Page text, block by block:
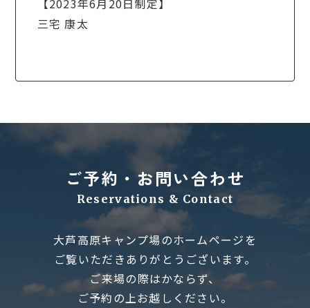
【2023年6月20日制定】
三宅 康太
ご予約・お問い合わせ
Reservations & Contact
大芦高原キャンプ場のホームページを
ご覧いただきありがとうございます。
ご来場の際はかならず、
ご予約の上お越しください。